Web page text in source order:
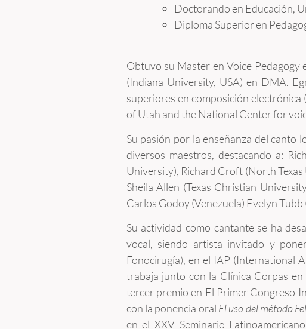
Doctorando en Educación,
Diploma Superior en
Obtuvo su Master en Voice Pedagogy
(Indiana University, USA) en DMA.
superiores en composición
of Utah and the National Center for
Su pasión por la enseñanza del canto
diversos maestros, destacando a:
University), Richard Croft (North
Sheila Allen (Texas Christian
Carlos Godoy (Venezuela) Evelyn
Su actividad como cantante se ha
vocal, siendo artista invitado y
Fonocirugía), en el IAP (International
trabaja junto con la Clínica Corpas
tercer premio en El Primer Congreso
con la ponencia oral El uso del método
en el XXV Seminario